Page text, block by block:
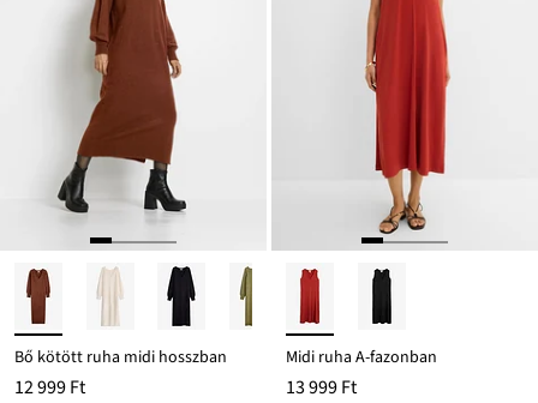
Bő kötött ruha midi hosszban
12 999 Ft
Midi ruha A-fazonban
13 999 Ft